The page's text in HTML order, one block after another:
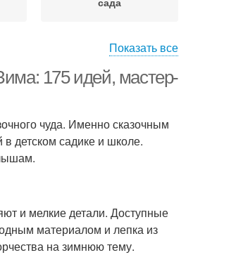
Поделки для детей
Показать все
175 идей, мастер-
чуда. Именно сказочным
детском садике и школе.
и мелкие детали. Доступные
материалом и лепка из
на зимнюю тему.